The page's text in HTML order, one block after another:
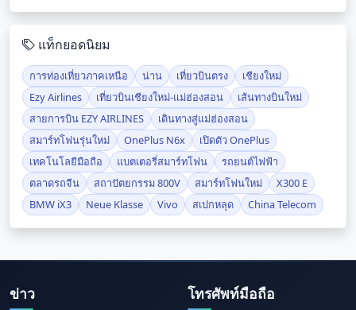
แท็กยอดนิยม
การท่องเที่ยวภาคเหนือ น่าน เที่ยวบินตรง
เชียงใหม่
Ezy Airlines
เที่ยวบินเชียงใหม่-แม่ฮ่องสอน
เส้นทางบินใหม่
สายการบิน EZY AIRLINES
เดินทางสู่แม่ฮ่องสอน
สมาร์ทโฟนรุ่นใหม่
OnePlus N6x
เปิดตัว OnePlus
เทคโนโลยีมือถือ
แบตเตอรี่สมาร์ทโฟน
รถยนต์ไฟฟ้า
ตลาดรถจีน
สถาปัตยกรรม 800V สมาร์ทโฟนใหม่
X300 E
BMW iX3
Neue Klasse Vivo สเปกหลุด China Telecom
ข่าว โทรศัพท์มือถือ